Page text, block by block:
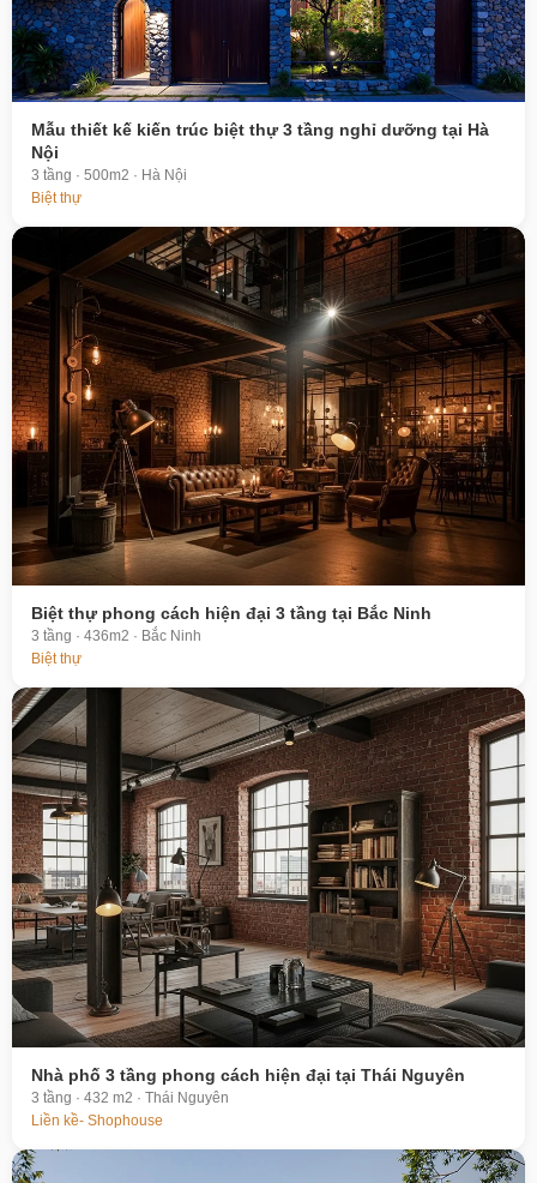
Mẫu thiết kế kiến trúc biệt thự 3 tầng nghỉ dưỡng tại Hà
Nội
3 tầng · 500m2 · Hà Nội
Biệt thự
Biệt thự phong cách hiện đại 3 tầng tại Bắc Ninh
3 tầng · 436m2 · Bắc Ninh
Biệt thự
Nhà phố 3 tầng phong cách hiện đại tại Thái Nguyên
3 tầng · 432 m2 · Thái Nguyên
Liền kề- Shophouse